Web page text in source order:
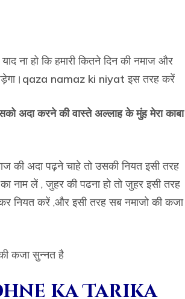
ना हो कि हमारी कितने दिन की नमाज और
qaza namaz ki niyat इस तरह करें
अदा करने की वास्ते अल्लाह के मुंह मेरा काबा
की अदा पढ़ने चाहे तो उसकी नियत इसी तरह
नाम लें , जुहर की पढना हो तो जुहर इसी तरह
नियत करें ,और इसी तरह सब नमाजो की कजा
कजा सुन्नत है
ka Tarika